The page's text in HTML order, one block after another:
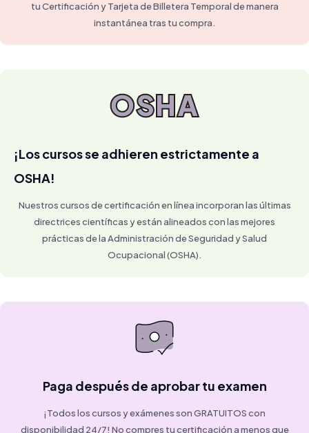
tu Certificación y Tarjeta de Billetera Temporal de manera
instantánea tras tu compra.
¡Los cursos se adhieren estrictamente a
OSHA!
Nuestros cursos de certificación en línea incorporan las últimas
directrices científicas y están alineados con las mejores
prácticas de la Administración de Seguridad y Salud
Ocupacional (OSHA).
Paga después de aprobar tu examen
¡Todos los cursos y exámenes son GRATUITOS con
disponibilidad 24/7! No compres tu certificación a menos que